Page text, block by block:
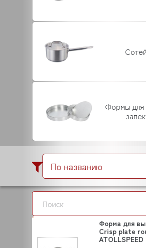
Формы для
По названию
Форма для
Crisp plate
ATOLLSPEED